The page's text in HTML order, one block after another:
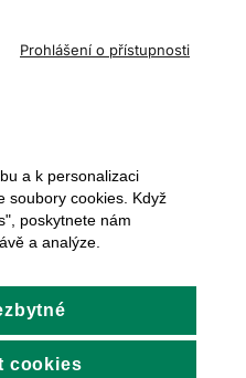
Prohlášení o přístupnosti
a k personalizaci
soubory cookies. Když
poskytnete nám
a analýze.
cookies